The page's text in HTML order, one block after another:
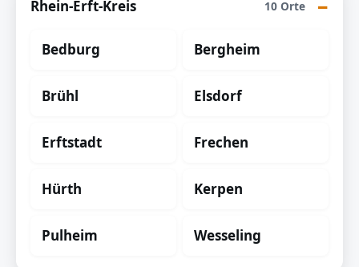
Rhein-Erft-Kreis 10 Orte
Bedburg Bergheim
Brühl Elsdorf
Erftstadt Frechen
Hürth Kerpen
Pulheim Wesseling